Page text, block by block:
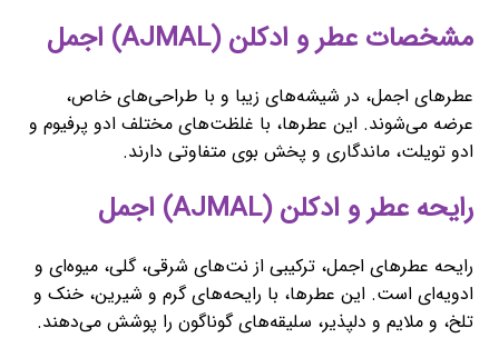
مشخصات عطر و ادکلن (AJMAL) اجمل
عطرهای اجمل، در شیشه‌های زیبا و با طراحی‌های خاص،
عرضه می‌شوند. این عطرها، با غلظت‌های مختلف ادو پرفیوم و
ادو تویلت، ماندگاری و پخش بوی متفاوتی دارند.
رایحه عطر و ادکلن (AJMAL) اجمل
رایحه عطرهای اجمل، ترکیبی از نت‌های شرقی، گلی، میوه‌ای و
ادویه‌ای است. این عطرها، با رایحه‌های گرم و شیرین، خنک و
تلخ، و ملایم و دلپذیر، سلیقه‌های گوناگون را پوشش می‌دهند.